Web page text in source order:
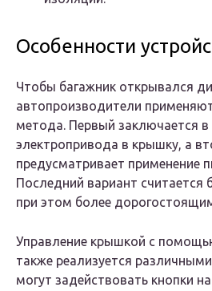
Особенности
Чтобы багажник открывался
автопроизводители
метода. Первый заключается в
электропривода в крышку, а
предусматривает применение
Последний вариант
при этом более
Управление крышкой с
также реализуется
могут задействовать кнопки